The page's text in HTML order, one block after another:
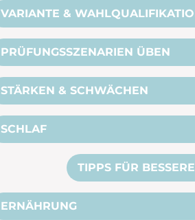
VARIANTE &
PRÜFUNGSSZENARIEN ÜBEN
STÄRKEN & SCHWÄCHEN
SCHLAF
TIPPS FÜR
ERNÄHRUNG